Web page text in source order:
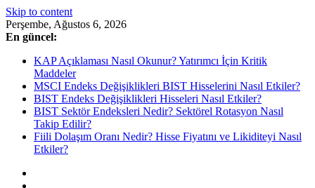
Skip to content
Perşembe, Ağustos 6, 2026
En güncel:
KAP Açıklaması Nasıl Okunur? Yatırımcı İçin Kritik
Maddeler
MSCI Endeks Değişiklikleri BIST Hisselerini Nasıl Etkiler?
BIST Endeks Değişiklikleri Hisseleri Nasıl Etkiler?
BIST Sektör Endeksleri Nedir? Sektörel Rotasyon Nasıl
Takip Edilir?
Fiili Dolaşım Oranı Nedir? Hisse Fiyatını ve Likiditeyi Nasıl
Etkiler?